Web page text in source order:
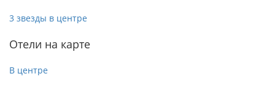
3 звезды в центре
Отели на карте
В центре